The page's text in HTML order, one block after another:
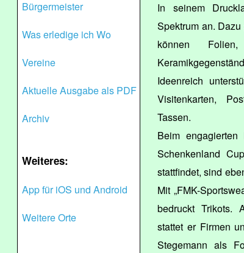
Bürgermeister
Was erledige ich Wo
Vereine
Aktuelle Ausgabe als PDF
Archiv
Weiteres:
App für iOS und Android
Weitere Orte
In seinem
Spektrum an.
können
Ideenreich
Visitenkarten,
Tassen.
Beim engagierten
Schenkenland
stattfindet, sind
Mit „FMK-
bedruckt Trikots.
stattet er Firmen
Stegemann als